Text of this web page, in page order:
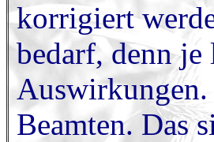
korrigiert
bedarf, denn je
Auswirkungen.
Beamten. Das